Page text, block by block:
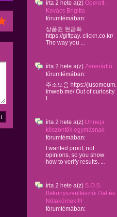
írta 2 hete a(z) Operett -
Kovács Brigitta
fórumtémában:
상품권 현금화
https://giftpay. clickn.co.kr/
The way you ...
írta 2 hete a(z) Zenerádió
fórumtémában:
주소모음 https://jusomoum.
imweb.me/ Out of curiosity
I ...
írta 2 hete a(z) Ünnepi
köszöntők egymásnak
fórumtémában:
I wanted proof, not
opinions, so you show
how to verify results. ...
írta 2 hete a(z) S.O.S.
Bakonyszentlászlói Dal és
Nótakörnek!!!!
fórumtémában: